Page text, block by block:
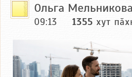
Ольга Мельникова
09:13
1355 хут